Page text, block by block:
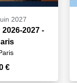
2027
2027 -
€